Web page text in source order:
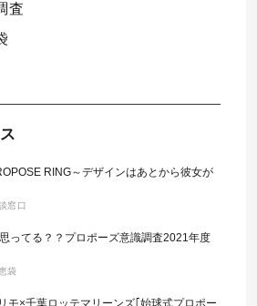
査
RING～デザインはあとから彼女が
窓口
ってる？？プロポーズ意識調査2021年度
袋
モ×千葉ロッテマリーンズ｢始球式プロポー